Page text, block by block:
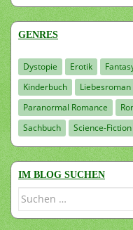
GENRES
Dystopie Erotik
Kinderbuch
Liebesroman
Paranormal Romance
Sachbuch
Science-Fiction
IM BLOG SUCHEN
Suchen